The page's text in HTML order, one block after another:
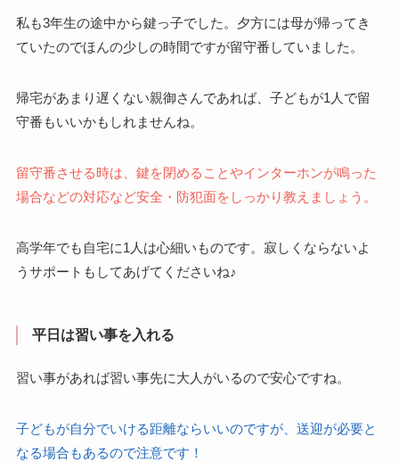
私も3年生の途中から鍵っ子でした。夕方には母が帰ってき
ていたのでほんの少しの時間ですが留守番していました。
帰宅があまり遅くない親御さんであれば、子どもが1人で留
守番もいいかもしれませんね。
留守番させる時は、鍵を閉めることやインターホンが鳴った
場合などの対応など安全・防犯面をしっかり教えましょう。
高学年でも自宅に1人は心細いものです。寂しくならないよ
うサポートもしてあげてくださいね♪
平日は習い事を入れる
習い事があれば習い事先に大人がいるので安心ですね。
子どもが自分でいける距離ならいいのですが、送迎が必要と
なる場合もあるので注意です！